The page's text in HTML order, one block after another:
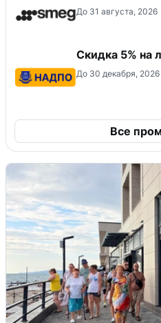
До 31 августа, 2026
Скидка 5% на
До 30 декабря, 2026
Все